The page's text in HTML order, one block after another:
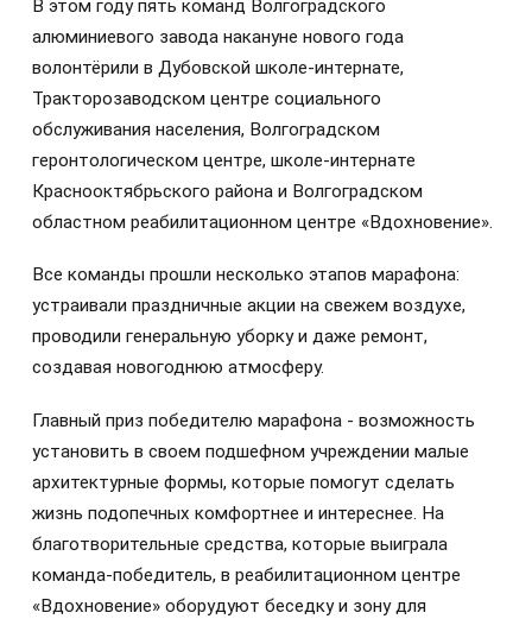
В этом году пять команд Волгоградского
алюминиевого завода накануне нового года
волонтёрили в Дубовской школе-интернате,
Тракторозаводском центре социального
обслуживания населения, Волгоградском
геронтологическом центре, школе-интернате
Краснооктябрьского района и Волгоградском
областном реабилитационном центре «Вдохновение».
Все команды прошли несколько этапов марафона:
устраивали праздничные акции на свежем воздухе,
проводили генеральную уборку и даже ремонт,
создавая новогоднюю атмосферу.
Главный приз победителю марафона - возможность
установить в своем подшефном учреждении малые
архитектурные формы, которые помогут сделать
жизнь подопечных комфортнее и интереснее. На
благотворительные средства, которые выиграла
команда-победитель, в реабилитационном центре
«Вдохновение» оборудуют беседку и зону для